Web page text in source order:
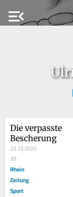
menu_open
Die verpasste
Bescherung
22.12.2025
30
Rhein
Zeitung
Sport